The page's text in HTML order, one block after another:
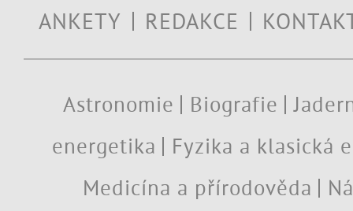
ANKETY
REDAKCE
Astronomie Biografie
energetika
Fyzika a klasická
Medicína a přírodověda